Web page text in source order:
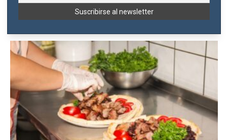
El mito de la viruela “del mono”
Olivia Zickgraf - mayo 26, 2022